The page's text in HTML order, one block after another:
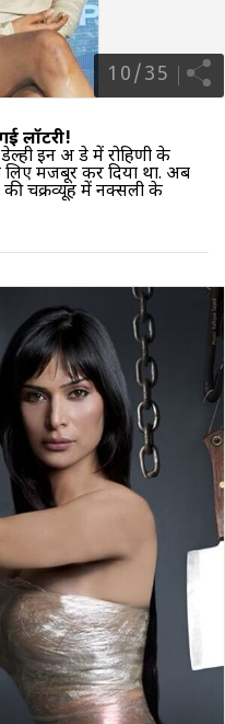
10/35
लॉटरी!
इन अ डे में रोहिणी के
मजबूर कर दिया था. अब
की चक्रव्यूह में नक्सली के